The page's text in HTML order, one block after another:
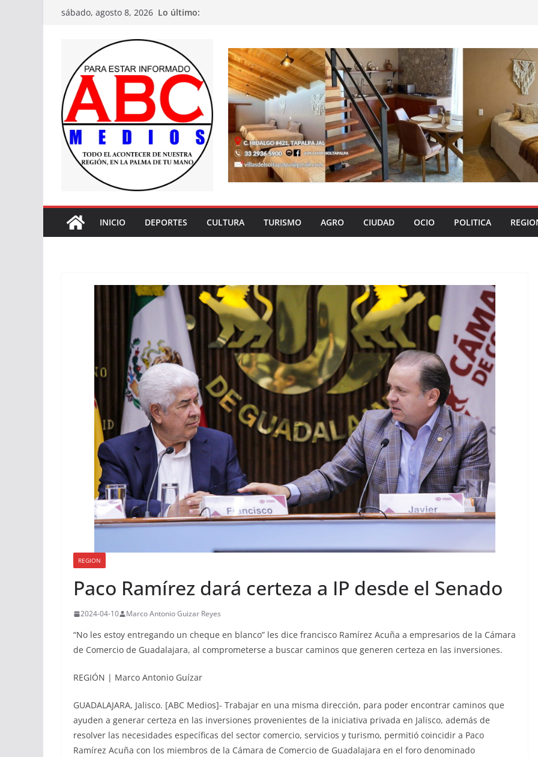
Saltarsábado, agosto 8, 2026 Lo último:
INICIO DEPORTES CULTURA TURISMO AGRO CIUDAD OCIO POLITICA
REGION
Paco Ramírez dará certeza a IP desde el Senado
2024-04-10 Marco Antonio Guizar Reyes
“No les estoy entregando un cheque en blanco” les dice francisco Ramírez Acuña a empresarios de la Cámara
de Comercio de Guadalajara, al comprometerse a buscar caminos que generen certeza en las inversiones.
REGIÓN | Marco Antonio Guízar
GUADALAJARA, Jalisco. [ABC Medios]- Trabajar en una misma dirección, para poder encontrar caminos que
ayuden a generar certeza en las inversiones provenientes de la iniciativa privada en Jalisco, además de
resolver las necesidades específicas del sector comercio, servicios y turismo, permitió coincidir a Paco
Ramírez Acuña con los miembros de la Cámara de Comercio de Guadalajara en el foro denominado